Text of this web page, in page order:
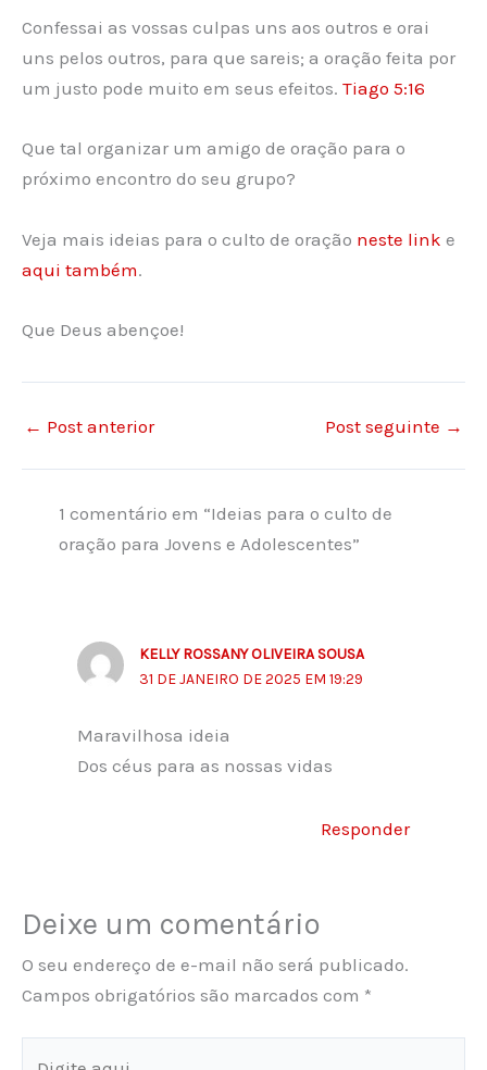
Confessai as vossas culpas uns aos outros e orai
uns pelos outros, para que sareis; a oração feita por
um justo pode muito em seus efeitos. Tiago 5:16
Que tal organizar um amigo de oração para o
próximo encontro do seu grupo?
Veja mais ideias para o culto de oração neste link e
aqui também.
Que Deus abençoe!
← Post anterior Post seguinte →
1 comentário em “Ideias para o culto de
oração para Jovens e Adolescentes”
KELLY ROSSANY OLIVEIRA SOUSA
31 DE JANEIRO DE 2025 EM 19:29
Maravilhosa ideia
Dos céus para as nossas vidas
Responder
Deixe um comentário
O seu endereço de e-mail não será publicado.
Campos obrigatórios são marcados com *